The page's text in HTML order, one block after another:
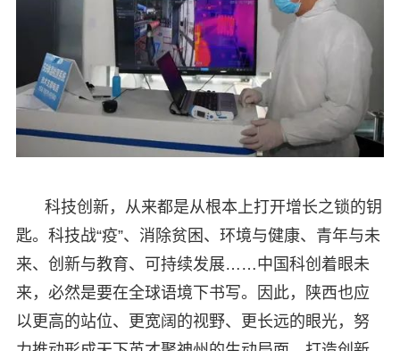
科技创新，从来都是从根本上打开增长之锁的钥
匙。科技战“疫”、消除贫困、环境与健康、青年与未
来、创新与教育、可持续发展……中国科创着眼未
来，必然是要在全球语境下书写。因此，陕西也应
以更高的站位、更宽阔的视野、更长远的眼光，努